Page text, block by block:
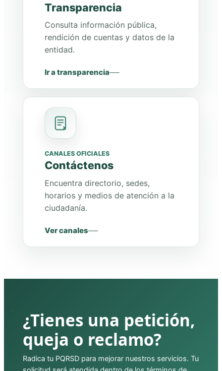
Transparencia
Consulta información pública,
rendición de cuentas y datos de la
entidad.
Ir a transparencia
CANALES OFICIALES
Contáctenos
Encuentra directorio, sedes,
horarios y medios de atención a la
ciudadanía.
Ver canales
¿Tienes una petición,
queja o reclamo?
Radica tu PQRSD para mejorar nuestros servicios. Tu